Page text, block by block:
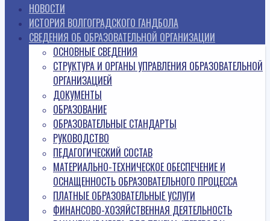
НОВОСТИ
ИСТОРИЯ ВОЛГОГРАДСКОГО ГАНДБОЛА
СВЕДЕНИЯ ОБ ОБРАЗОВАТЕЛЬНОЙ ОРГАНИЗАЦИИ
ОСНОВНЫЕ СВЕДЕНИЯ
СТРУКТУРА И ОРГАНЫ УПРАВЛЕНИЯ ОБРАЗОВАТЕЛЬНОЙ
ОРГАНИЗАЦИЕЙ
ДОКУМЕНТЫ
ОБРАЗОВАНИЕ
ОБРАЗОВАТЕЛЬНЫЕ СТАНДАРТЫ
РУКОВОДСТВО
ПЕДАГОГИЧЕСКИЙ СОСТАВ
МАТЕРИАЛЬНО-ТЕХНИЧЕСКОЕ ОБЕСПЕЧЕНИЕ И
ОСНАЩЕННОСТЬ ОБРАЗОВАТЕЛЬНОГО ПРОЦЕССА
ПЛАТНЫЕ ОБРАЗОВАТЕЛЬНЫЕ УСЛУГИ
ФИНАНСОВО-ХОЗЯЙСТВЕННАЯ ДЕЯТЕЛЬНОСТЬ